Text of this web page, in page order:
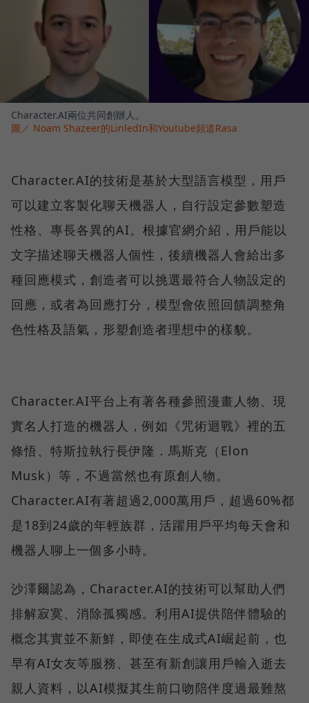
Character.AI兩位共同創辦人。
圖／ Noam Shazeer的LinledIn和Youtube頻道Rasa
Character.AI的技術是基於大型語言模型，用戶
可以建立客製化聊天機器人，自行設定參數塑造
性格、專長各異的AI。根據官網介紹，用戶能以
文字描述聊天機器人個性，後續機器人會給出多
種回應模式，創造者可以挑選最符合人物設定的
回應，或者為回應打分，模型會依照回饋調整角
色性格及語氣，形塑創造者理想中的樣貌。
Character.AI平台上有著各種參照漫畫人物、現
實名人打造的機器人，例如《咒術迴戰》裡的五
條悟、特斯拉執行長伊隆．馬斯克（Elon
Musk）等，不過當然也有原創人物。
Character.AI有著超過2,000萬用戶，超過60%都
是18到24歲的年輕族群，活躍用戶平均每天會和
機器人聊上一個多小時。
沙澤爾認為，Character.AI的技術可以幫助人們
排解寂寞、消除孤獨感。利用AI提供陪伴體驗的
概念其實並不新鮮，即使在生成式AI崛起前，也
早有AI女友等服務、甚至有新創讓用戶輸入逝去
親人資料，以AI模擬其生前口吻陪伴度過最難熬